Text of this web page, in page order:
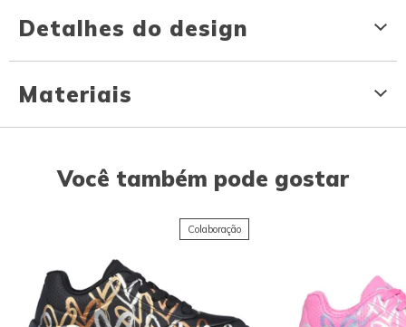
Detalhes do design
Materiais
Você também pode gostar
Colaboração